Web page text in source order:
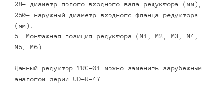
28- диаметр полого входного вала редуктора (мм),
250- наружный диаметр входного фланца редуктора
(мм).
5. Монтажная позиция редуктора (M1, M2, M3, M4,
M5, M6).
Данный редуктор TRC-01 можно заменить зарубежным
аналогом серии UD-R-47